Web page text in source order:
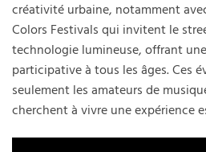
créativité urbaine, notamment
Colors Festivals qui invitent le
technologie lumineuse, offrant
participative à tous les âges. Ces
seulement les amateurs de
cherchent à vivre une expérience